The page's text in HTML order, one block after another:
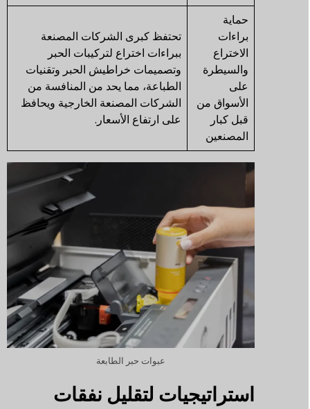
حماية
براءات
الاختراع
والسيطرة
على
الأسواق من
قبل كبار
المصنعين
تحتفظ كبرى الشركات المصنعة
ببراءات اختراع لتركيبات الحبر
وتصميمات خراطيش الحبر وتقنيات
الطباعة، مما يحد من المنافسة من
الشركات المصنعة الخارجية ويحافظ
على ارتفاع الأسعار.
عبوات حبر الطابعة
استراتيجيات لتقليل نفقات